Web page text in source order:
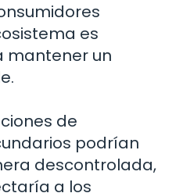
es
mantener un
de
podrían
descontrolada,
a los